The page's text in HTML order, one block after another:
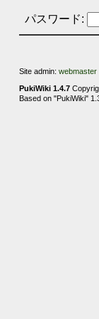
パスワード:
Site admin: webmaster
PukiWiki 1.4.7
Based on "PukiWiki"